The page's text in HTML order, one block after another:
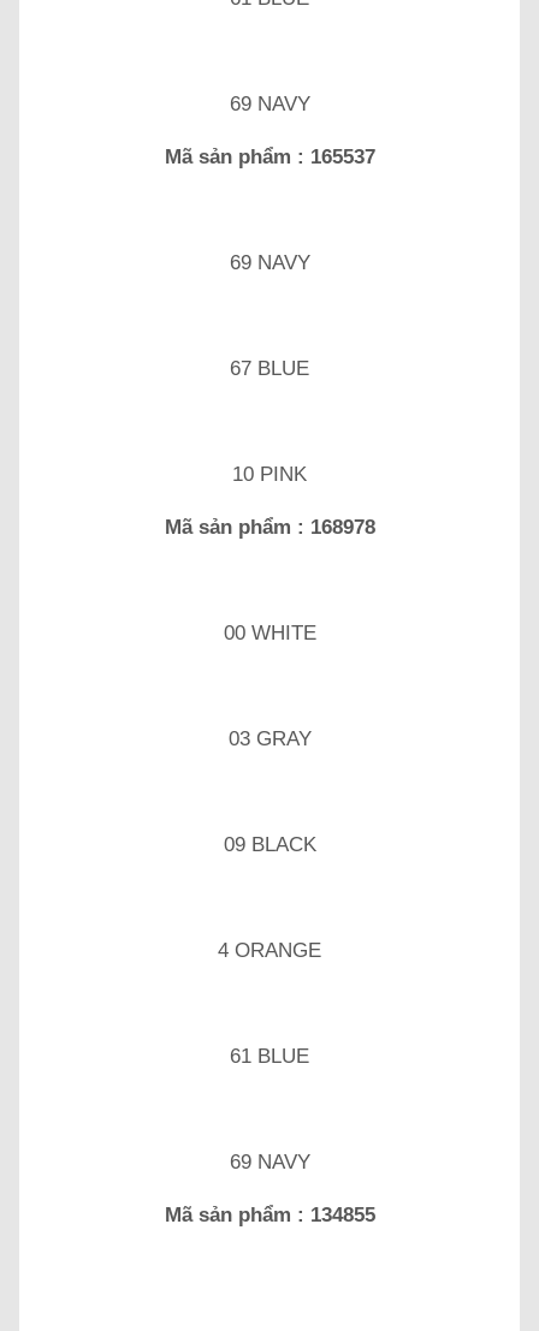
69 NAVY
Mã sản phẩm : 165537
69 NAVY
67 BLUE
10 PINK
Mã sản phẩm : 168978
00 WHITE
03 GRAY
09 BLACK
4 ORANGE
61 BLUE
69 NAVY
Mã sản phẩm : 134855